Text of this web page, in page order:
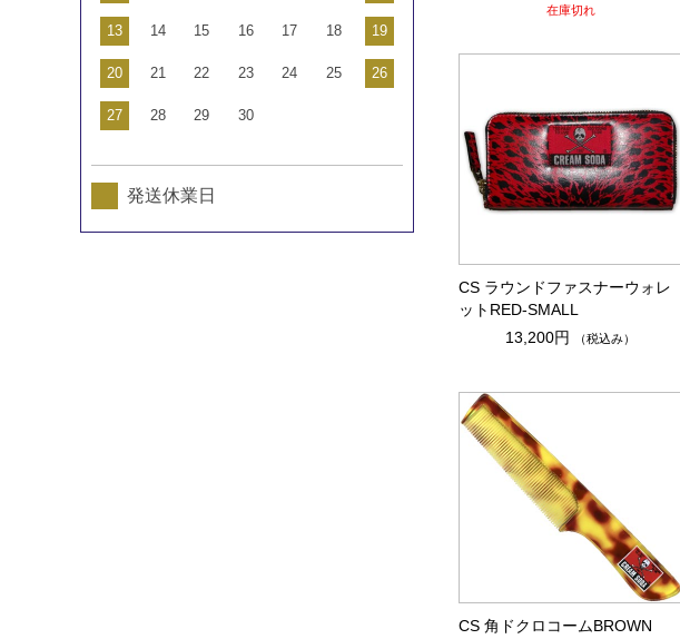
在庫切れ
CS ラウンドファスナーウォレ
ットRED-SMALL
13,200円
（税込み）
CS 角ドクロコームBROWN
13 14 15 16 17 18 19
20 21 22 23 24 25 26
27 28 29 30
発送休業日